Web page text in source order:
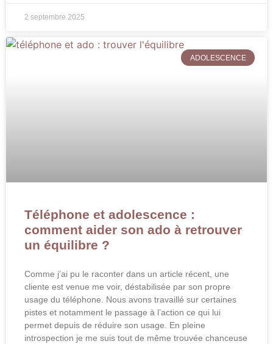
2 septembre 2025
ADOLESCENCE
Téléphone et adolescence :
comment aider son ado à retrouver
un équilibre ?
Comme j’ai pu le raconter dans un article récent, une
cliente est venue me voir, déstabilisée par son propre
usage du téléphone. Nous avons travaillé sur certaines
pistes et notamment le passage à l’action ce qui lui
permet depuis de réduire son usage. En pleine
introspection je me suis tout de même trouvée chanceuse